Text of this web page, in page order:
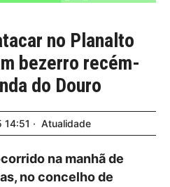
no Planalto
bezerro recém-
do Douro
14:51 Atualidade
na manhã de
no concelho de